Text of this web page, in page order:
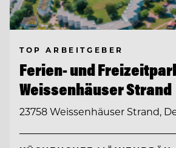
TOP ARBEITGEBER
Ferien- und
Weissenhäuser Strand
23758 Weissenhäuser Strand,